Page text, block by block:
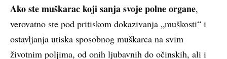
Ako ste muškarac koji sanja svoje polne organe,
verovatno ste pod pritiskom dokazivanja „muškosti“ i
ostavljanja utiska sposobnog muškarca na svim
životnim poljima, od onih ljubavnih do očinskih, ali i